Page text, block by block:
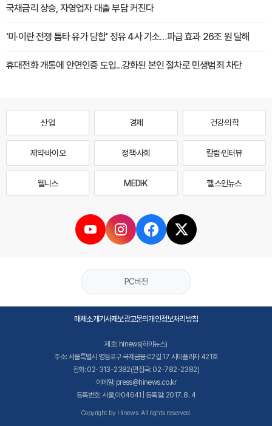
국채금리 상승, 자영업자 대출 부담 커진다
'미·이란 전쟁 틈타 유가 담합' 정유 4사 기소…파급 효과 26조 원 달해
휴대전화 개통에 안면인증 도입...강화된 본인 절차로 민생범죄 차단
산업 경제 건강·의학
제약·바이오 정책·사회 칼럼·인터뷰
웰니스 MEDI·K 헬스인뉴스
PC버전
매체소개기사제보광고문의개인정보처리방침
제호: hinews(하이뉴스)
주소: 서울특별시 영등포구 국제금융로2길 17 시티플라자 421호
전화: 02-313-2382(편집국: 02-782-2382)
이메일: press@hinews.co.kr
등록번호: 서울,아04641 | 등록일: 2017. 8. 4
Copyright by Hinews. All rights reserved.